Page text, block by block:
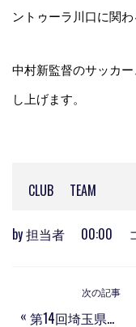
ントゥーラ川口に関
中村新監督のサッカ
し上げます。
CLUB TEAM
by担当者 00:00
次の記事
« 第14回埼玉県社会人サッカートーナメント会長杯兼第28回彩の国カップ埼玉県大会トーナメントについて